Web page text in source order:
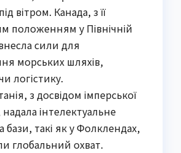
вітром. Канада, з її
положенням у Північній
сили для
морських шляхів,
логістику.
з досвідом імперської
інтелектуальне
бази, такі як у Фолклендах,
глобальний охват.